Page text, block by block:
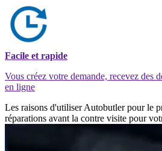
Facile et rapide
Vous créez votre demande, recevez des
en ligne
Les raisons d'utiliser Autobutler pour le
réparations avant la contre visite pour